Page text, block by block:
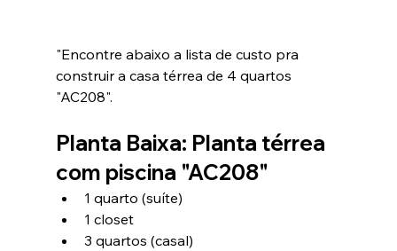
"Encontre abaixo a lista de custo pra
construir a casa térrea de 4 quartos
"AC208".
Planta Baixa: Planta térrea
com piscina "AC208"
1 quarto (suíte)
1 closet
3 quartos (casal)